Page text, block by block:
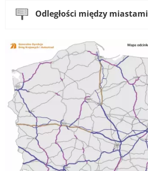
Odległości między miastami